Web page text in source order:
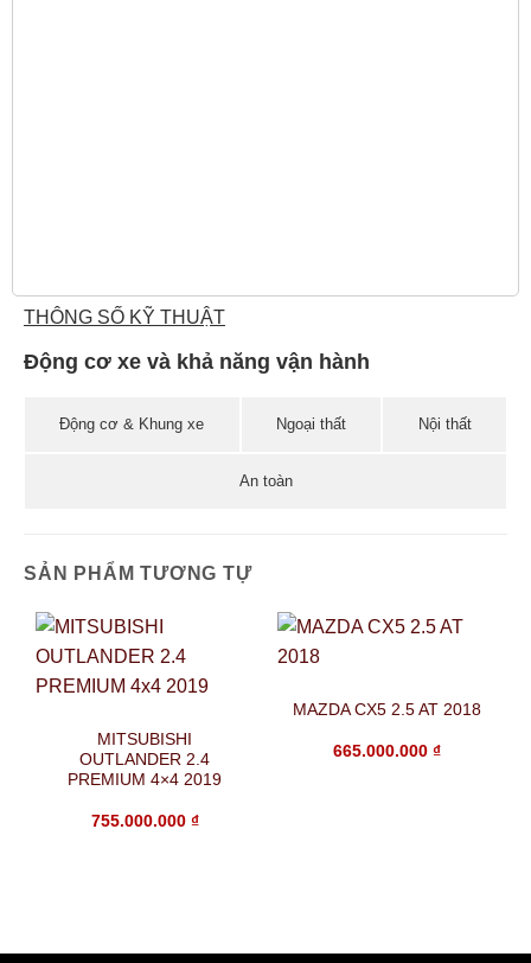
THÔNG SỐ KỸ THUẬT
Động cơ xe và khả năng vận hành
Động cơ & Khung xe Ngoại thất Nội thất
An toàn
SẢN PHẨM TƯƠNG TỰ
MITSUBISHI
OUTLANDER 2.4
PREMIUM 4×4 2019
755.000.000 ₫
MAZDA CX5 2.5 AT 2018
665.000.000 ₫